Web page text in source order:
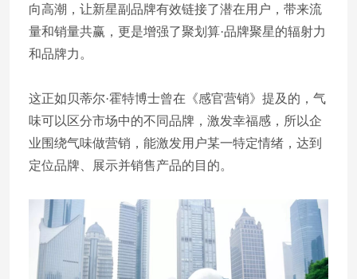
向高潮，让新星副品牌有效链接了潜在用户，带来流
量和销量共赢，更是增强了聚划算·品牌聚星的辐射力
和品牌力。
这正如贝蒂尔·霍特博士曾在《感官营销》提及的，气
味可以区分市场中的不同品牌，激发幸福感，所以企
业围绕气味做营销，能激发用户某一特定情绪，达到
定位品牌、展示并销售产品的目的。